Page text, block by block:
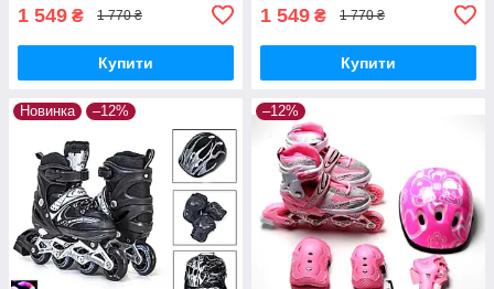
1 549 ₴ 1 770 ₴
Купити
1 549 ₴ 1 770 ₴
Купити
Новинка –12% –12%